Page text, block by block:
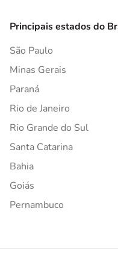
Principais estados do
São Paulo
Minas Gerais
Paraná
Rio de Janeiro
Rio Grande do Sul
Santa Catarina
Bahia
Goiás
Pernambuco